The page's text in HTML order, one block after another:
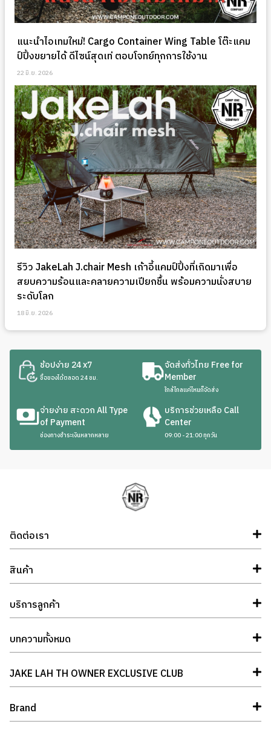
แนะนำไอเทมใหม่! Cargo Container Wing Table โต๊ะแคม
ป์ปิ้งขยายได้ ดีไซน์สุดเท่ ตอบโจทย์ทุกการใช้งาน
22 มิ.ย. 2026
รีวิว JakeLah J.chair Mesh เก้าอี้แคมป์ปิ้งที่เกิดมาเพื่อ
สยบความร้อนและคลายความเปียกชื้น พร้อมความนั่งสบาย
ระดับโลก
18 มิ.ย. 2026
ช้อปง่าย 24 x7
ซื้อของได้ตลอด 24 ชม.
จัดส่งทั่วไทย Free for
Member
ใกล้ไกลแค่ไหนก็จัดส่ง
จ่ายง่าย สะดวก All Type
of Payment
ช่องทางชำระเงินหลากหลาย
บริการช่วยเหลือ Call
Center
09:00 - 21:00 ทุกวัน
ติดต่อเรา
สินค้า
บริการลูกค้า
บทความทั้งหมด
JAKE LAH TH OWNER EXCLUSIVE CLUB
Brand